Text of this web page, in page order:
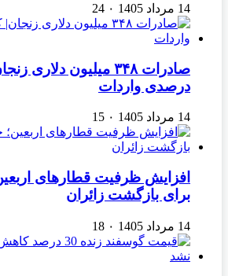
14 مرداد 1405 ۰ 24
درصدی واردات
14 مرداد 1405 ۰ 15
افزایش ظرفیت قطارهای
برای بازگشت زائران
14 مرداد 1405 ۰ 18